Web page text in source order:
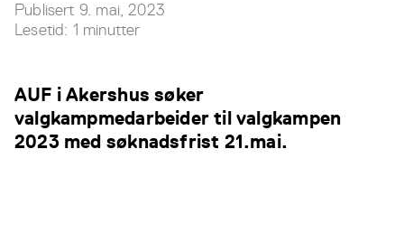
Publisert 9. mai, 2023
Lesetid: 1 minutter
AUF i Akershus søker
valgkampmedarbeider til valgkampen
2023 med søknadsfrist 21.mai.